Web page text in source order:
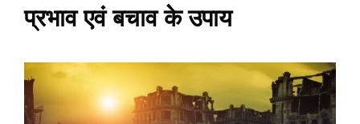
प्रभाव एवं बचाव के उपाय